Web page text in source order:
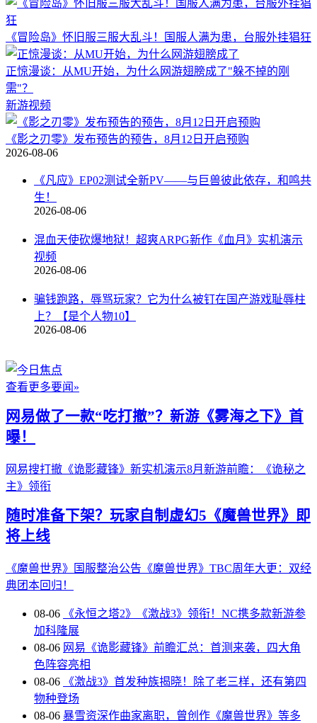
《冒险岛》怀旧服三服大乱斗！国服人满为患，台服外挂猖狂
正惊漫谈：从MU开始，为什么网游翅膀成了"躲不掉的刚
需"？
新游视频
《影之刃零》发布预告的预告，8月12日开启预购
2026-08-06
《凡应》EP02测试全新PV——与巨兽彼此依存，和鸣共
生！
2026-08-06
混血天使砍爆地狱！超爽ARPG新作《血月》实机演示
视频
2026-08-06
骗钱跑路，辱骂玩家？它为什么被钉在国产游戏耻辱柱
上？【是个人物10】
2026-08-06
查看更多要闻»
网易做了一款“吃打撤”？新游《雾海之下》首
曝！
网易搜打撤《诡影藏锋》新实机演示8月新游前瞻：《诡秘之
主》领衔
随时准备下架？玩家自制虚幻5《魔兽世界》即
将上线
《魔兽世界》国服整治公告 《魔兽世界》TBC周年大更：双经
典团本回归！
08-06
《永恒之塔2》《激战3》领衔！NC携多款新游参
加科隆展
08-06 网易《诡影藏锋》前瞻汇总：首测来袭，四大角
色阵容亮相
08-06
《激战3》首发种族揭晓！除了老三样，还有第四
物种登场
08-06 暴雪资深作曲家离职，曾创作《魔兽世界》等多